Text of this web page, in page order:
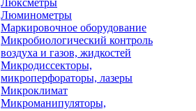
Люксметры
Люминометры
Маркировочное оборудование
Микробиологический контроль
воздуха и газов, жидкостей
Микродиссекторы,
микроперфораторы, лазеры
Микроклимат
Микроманипуляторы,